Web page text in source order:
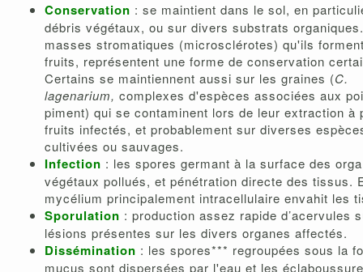
Conservation : se maintient dans le sol, en
débris végétaux, ou sur divers substrats
masses stromatiques (microsclérotes) qu'ils
fruits, représentent une forme de conservation
Certains se maintiennent aussi sur les graines (C.
lagenarium, complexes d'espèces associées aux
piment) qui se contaminent lors de leur extraction à
fruits infectés, et probablement sur diverses
cultivées ou sauvages.
Infection : les spores germant à la surface des
végétaux pollués, et pénétration directe des tissus.
mycélium principalement intracellulaire envahit les
Sporulation : production assez rapide d’acervules
lésions présentes sur les divers organes affectés.
Dissémination : les spores*** regroupées sous la
mucus sont dispersées par l'eau et les